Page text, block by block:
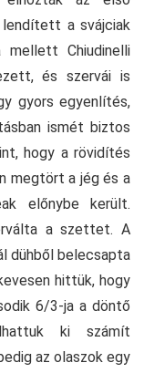
a svájciak
mellett Chiudinelli
és szervái is
gyors egyenlítés,
ismét biztos
hogy a rövidítés
megtört a jég és a
előnybe került.
a szettet. A
dühből belecsapta
hittük, hogy
6/3-ja a döntő
ki számít
az olaszok egy